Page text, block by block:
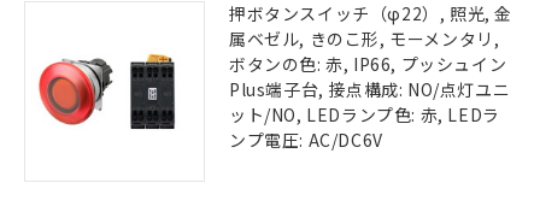
押ボタンスイッチ（φ22）, 照光, 金
属ベゼル, きのこ形, モーメンタリ,
ボタンの色: 赤, IP66, プッシュイン
Plus端子台, 接点構成: NO/点灯ユニ
ット/NO, LEDランプ色: 赤, LEDラ
ンプ電圧: AC/DC6V